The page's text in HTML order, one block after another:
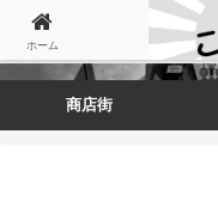
商店街
ホーム